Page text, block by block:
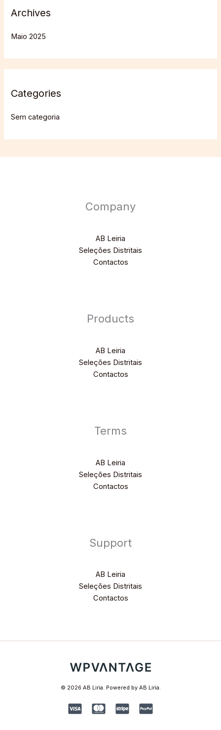
Archives
Maio 2025
Categories
Sem categoria
Company
AB Leiria
Seleções Distritais
Contactos
Products
AB Leiria
Seleções Distritais
Contactos
Terms
AB Leiria
Seleções Distritais
Contactos
Support
AB Leiria
Seleções Distritais
Contactos
© 2026 AB Liria. Powered by AB Liria.